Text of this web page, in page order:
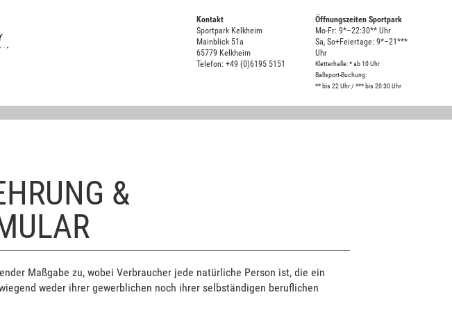
Kontakt
Sportpark Kelkheim
Mainblick 51a
65779 Kelkheim
Telefon: +49 (0)6195 5151
Öffnungszeiten Sportpark
Mo-Fr: 9*–22:30** Uhr
Sa, So+Feiertage: 9*–21***
Uhr
Kletterhalle: * ab 10 Uhr
Ballsport-Buchung:
** bis 22 Uhr / *** bis 20:30 Uhr
&
Maßgabe zu, wobei Verbraucher jede natürliche Person ist, die ein
weder ihrer gewerblichen noch ihrer selbständigen beruflichen